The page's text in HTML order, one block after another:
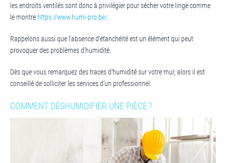
les endroits ventilés sont donc à privilégier pour sécher votre linge comme
le montre https://www.humi-pro.be/.
Rappelons aussi que l’absence d’étanchéité est un élément qui peut
provoquer des problèmes d’humidité.
Dès que vous remarquez des traces d’humidité sur votre mur, alors il est
conseillé de solliciter les services d’un professionnel.
COMMENT DÉSHUMIDIFIER UNE PIÈCE ?